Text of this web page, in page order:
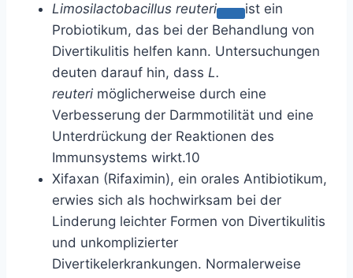
Limosilactobacillus reuteri
ist ein
Probiotikum, das bei der Behandlung von
Divertikulitis helfen kann. Untersuchungen
deuten darauf hin, dass L.
reuteri möglicherweise durch eine
Verbesserung der Darmmotilität und eine
Unterdrückung der Reaktionen des
Immunsystems wirkt.10
Xifaxan (Rifaximin), ein orales Antibiotikum,
erwies sich als hochwirksam bei der
Linderung leichter Formen von Divertikulitis
und unkomplizierter
Divertikelerkrankungen. Normalerweise